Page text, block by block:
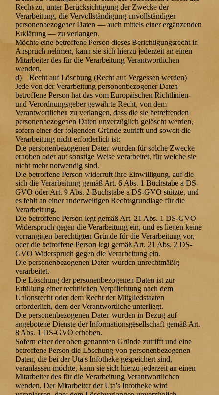
Recht zu, unter Berücksichtigung der Zwecke der
Verarbeitung, die Vervollständigung unvollständiger
personenbezogener Daten — auch mittels einer ergänzenden
Erklärung — zu verlangen.
Möchte eine betroffene Person dieses Berichtigungsrecht in
Anspruch nehmen, kann sie sich hierzu jederzeit an einen
Mitarbeiter des für die Verarbeitung Verantwortlichen
wenden.
d) Recht auf Löschung (Recht auf Vergessen werden)
Jede von der Verarbeitung personenbezogener Daten
betroffene Person hat das vom Europäischen Richtlinien-
und Verordnungsgeber gewährte Recht, von dem
Verantwortlichen zu verlangen, dass die sie betreffenden
personenbezogenen Daten unverzüglich gelöscht werden,
sofern einer der folgenden Gründe zutrifft und soweit die
Verarbeitung nicht erforderlich ist:
Die personenbezogenen Daten wurden für solche Zwecke
erhoben oder auf sonstige Weise verarbeitet, für welche sie
nicht mehr notwendig sind.
Die betroffene Person widerruft ihre Einwilligung, auf die
sich die Verarbeitung gemäß Art. 6 Abs. 1 Buchstabe a DS-
GVO oder Art. 9 Abs. 2 Buchstabe a DS-GVO stützte, und
es fehlt an einer anderweitigen Rechtsgrundlage für die
Verarbeitung.
Die betroffene Person legt gemäß Art. 21 Abs. 1 DS-GVO
Widerspruch gegen die Verarbeitung ein, und es liegen keine
vorrangigen berechtigten Gründe für die Verarbeitung vor,
oder die betroffene Person legt gemäß Art. 21 Abs. 2 DS-
GVO Widerspruch gegen die Verarbeitung ein.
Die personenbezogenen Daten wurden unrechtmäßig
verarbeitet.
Die Löschung der personenbezogenen Daten ist zur
Erfüllung einer rechtlichen Verpflichtung nach dem
Unionsrecht oder dem Recht der Mitgliedstaaten
erforderlich, dem der Verantwortliche unterliegt.
Die personenbezogenen Daten wurden in Bezug auf
angebotene Dienste der Informationsgesellschaft gemäß Art.
8 Abs. 1 DS-GVO erhoben.
Sofern einer der oben genannten Gründe zutrifft und eine
betroffene Person die Löschung von personenbezogenen
Daten, die bei der Uta's Infotheke gespeichert sind,
veranlassen möchte, kann sie sich hierzu jederzeit an einen
Mitarbeiter des für die Verarbeitung Verantwortlichen
wenden. Der Mitarbeiter der Uta's Infotheke wird